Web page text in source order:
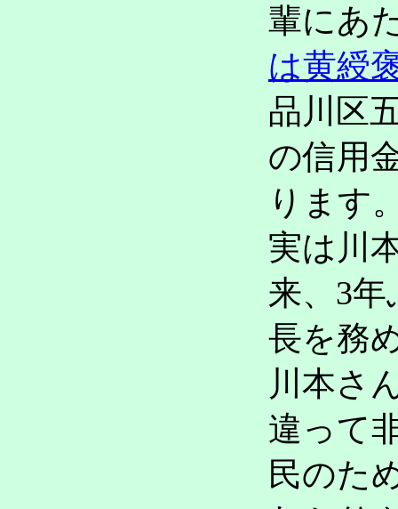
輩にあ
は黄綬
品川区
の信用
ります
実は川
来、3
長を務
川本さ
違って
民のた